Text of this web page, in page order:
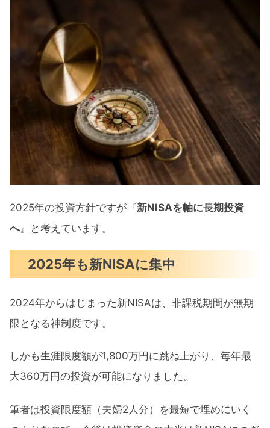
2025年の投資方針ですが『新NISAを軸に長期投資
へ』と考えています。
2025年も新NISAに集中
2024年からはじまった新NISAは、非課税期間が無期
限となる神制度です。
しかも生涯限度額が1,800万円に跳ね上がり、毎年最
大360万円の投資が可能になりました。
筆者は投資限度額（夫婦2人分）を最短で埋めにいく